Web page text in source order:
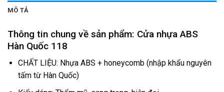
MÔ TẢ
Thông tin chung về sản phẩm: Cửa nhựa ABS
Hàn Quốc 118
CHẤT LIỆU: Nhựa ABS + honeycomb (nhập khẩu nguyên
tấm từ Hàn Quốc)